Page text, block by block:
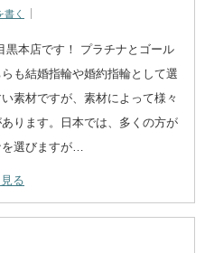
書く
黒本店です！ プラチナとゴール
らも結婚指輪や婚約指輪として選
素材ですが、素材によって様々
ります。日本では、多くの方が
を選びますが…
る